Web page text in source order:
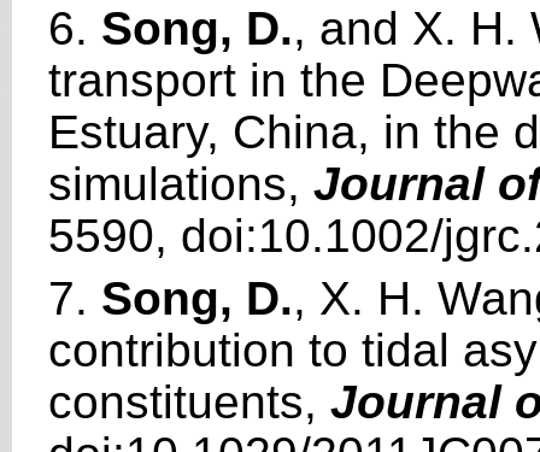
6. Song, D., and X. H.
transport in the
Estuary, China, in the
simulations, Journal
5590, doi:10.1002/
7. Song, D., X. H.
contribution to tidal
constituents, Journal